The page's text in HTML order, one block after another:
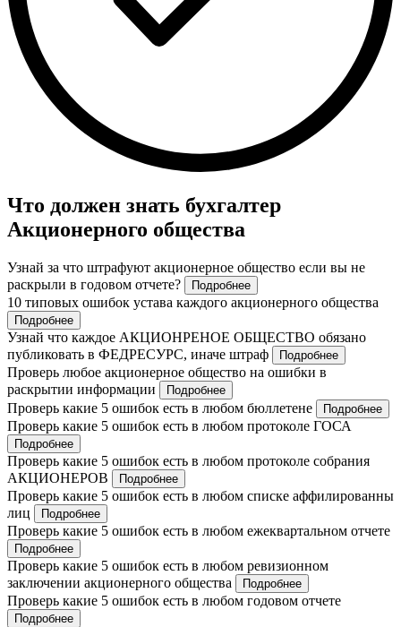
Что должен знать бухгалтер
Акционерного общества
Узнай за что штрафуют акционерное общество если вы не
раскрыли в годовом отчете?
Подробнее
10 типовых ошибок устава каждого акционерного общества
Подробнее
Узнай что каждое АКЦИОНРЕНОЕ ОБЩЕСТВО обязано
публиковать в ФЕДРЕСУРС, иначе штраф
Подробнее
Проверь любое акционерное общество на ошибки в
раскрытии информации
Подробнее
Проверь какие 5 ошибок есть в любом бюллетене Подробнее
Проверь какие 5 ошибок есть в любом протоколе ГОСА
Подробнее
Проверь какие 5 ошибок есть в любом протоколе собрания
АКЦИОНЕРОВ
Подробнее
Проверь какие 5 ошибок есть в любом списке аффилированны
лиц
Подробнее
Проверь какие 5 ошибок есть в любом ежеквартальном отчете
Подробнее
Проверь какие 5 ошибок есть в любом ревизионном
заключении акционерного общества
Подробнее
Проверь какие 5 ошибок есть в любом годовом отчете
Подробнее